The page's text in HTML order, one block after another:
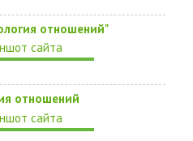
отношений"
отношений